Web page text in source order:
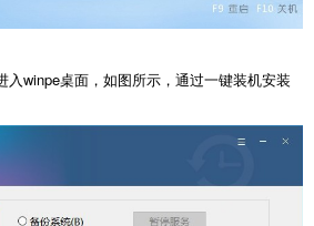
入winpe桌面，如图所示，通过一键装机安装